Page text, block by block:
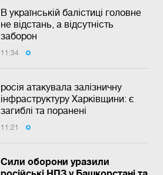
В українській балістиці головне
не відстань, а відсутність
заборон
11:34
росія атакувала залізничну
інфраструктуру Харківщини: є
загиблі та поранені
11:21
Сили оборони уразили